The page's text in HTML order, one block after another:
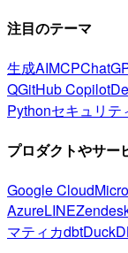
注目のテーマ
生成AIMCP
QGitHub Copilot
Pythonセキュリテ
プロダクトやサー
Google Cloud
AzureLINE
マティカdbt